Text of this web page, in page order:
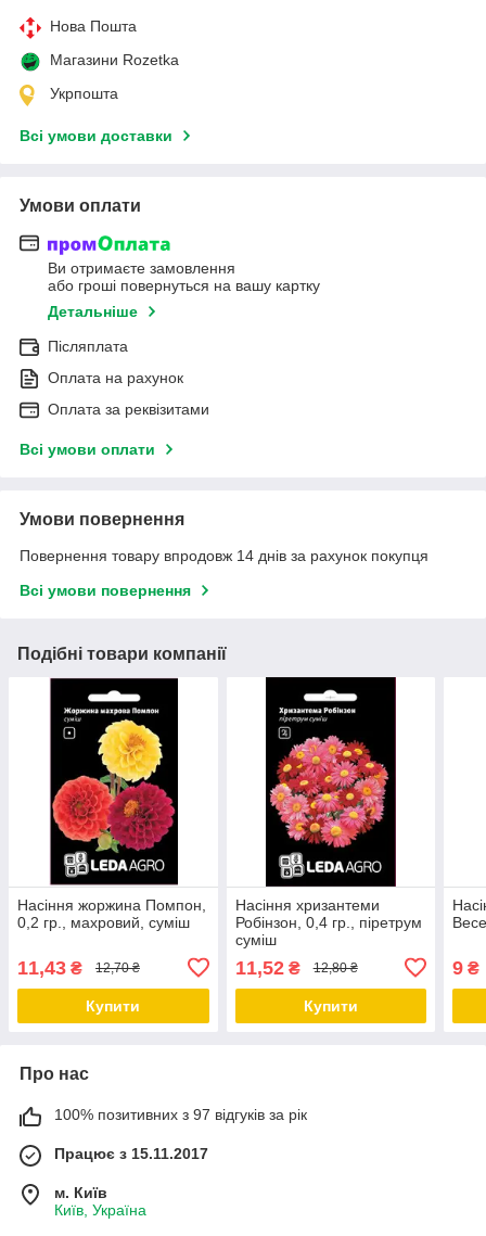
Нова Пошта
Магазини Rozetka
Укрпошта
Всі умови доставки
Умови оплати
Ви отримаєте замовлення
або гроші повернуться на вашу картку
Детальніше
Післяплата
Оплата на рахунок
Оплата за реквізитами
Всі умови оплати
Умови повернення
Повернення товару впродовж 14 днів за рахунок покупця
Всі умови повернення
Подібні товари компанії
Насіння жоржина Помпон,
0,2 гр., махровий, суміш
11,43 ₴ 12,70 ₴
Купити
Насіння хризантеми
Робінзон, 0,4 гр., піретрум
суміш
11,52₴ 12,80 ₴
Купити
9 ₴
Про нас
100% позитивних з 97 відгуків за рік
Працює з 15.11.2017
м. Київ
Київ, Україна